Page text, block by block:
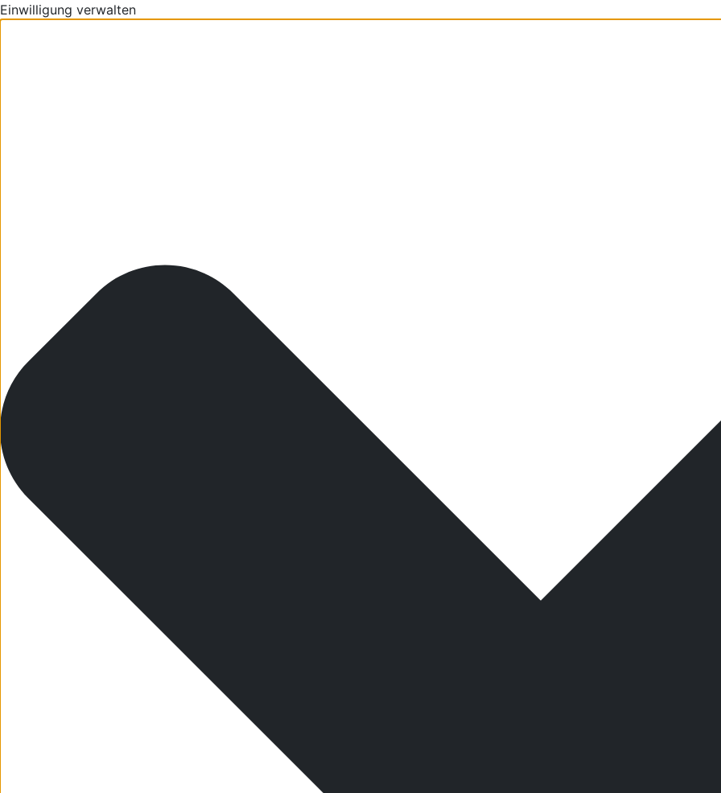
Einwilligung verwalten